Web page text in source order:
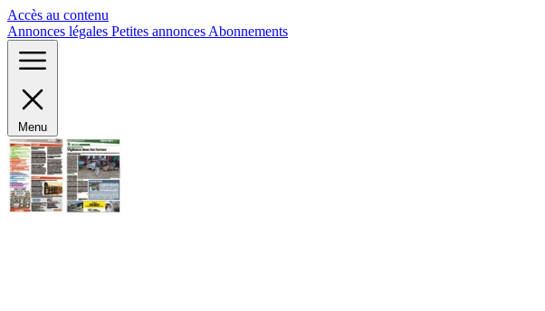
Accès au contenu
Annonces légales Petites annonces Abonnements
Menu
Panneau de gestion des cookies